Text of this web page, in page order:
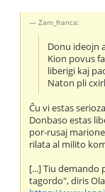
Zam_franca:
Donu ideojn
Kion povus
liberigi kaj
Naton pli
Ĉu vi estas
Donbaso estas
por-rusaj
rilata al milito
[...] Tiu demando
tagordo", diris